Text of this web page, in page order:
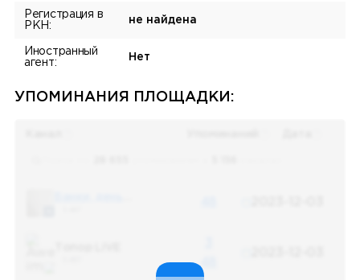
Регистрация в
РКН:
не найдена
Иностранный
агент:
Нет
УПОМИНАНИЯ ПЛОЩАДКИ:
48